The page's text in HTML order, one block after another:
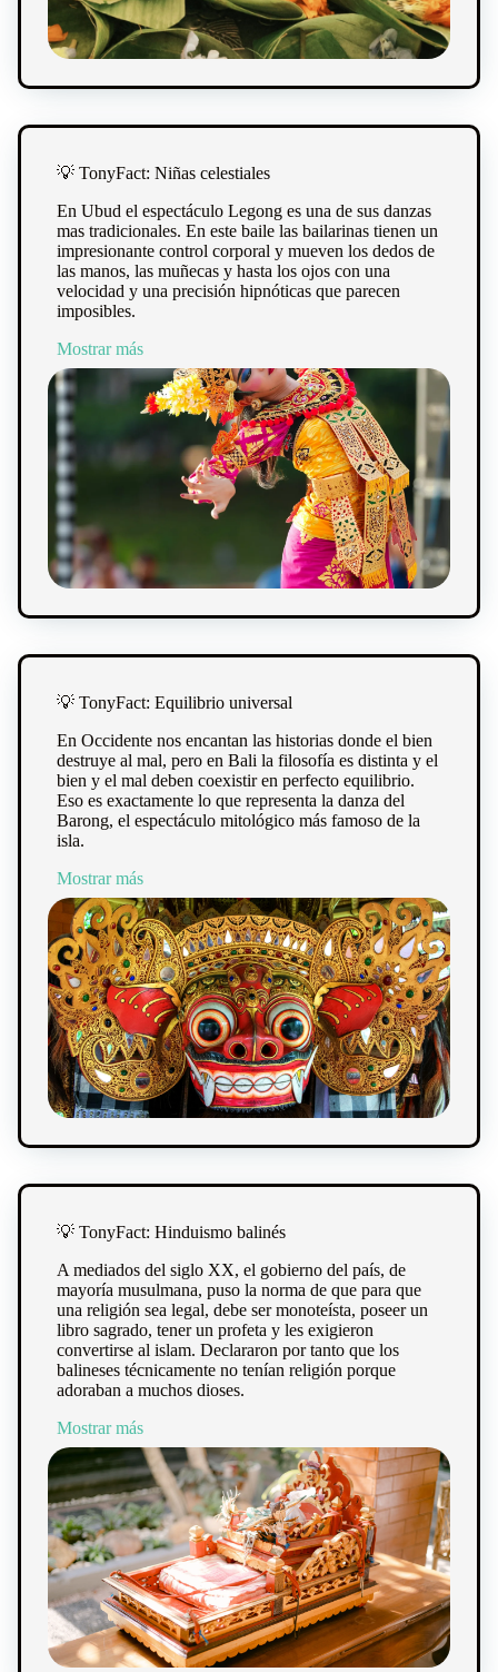
💡 TonyFact: Niñas celestiales
En Ubud el espectáculo Legong es una de sus danzas
mas tradicionales. En este baile las bailarinas tienen un
impresionante control corporal y mueven los dedos de
las manos, las muñecas y hasta los ojos con una
velocidad y una precisión hipnóticas que parecen
imposibles.
Mostrar más
💡 TonyFact: Equilibrio universal
En Occidente nos encantan las historias donde el bien
destruye al mal, pero en Bali la filosofía es distinta y el
bien y el mal deben coexistir en perfecto equilibrio.
Eso es exactamente lo que representa la danza del
Barong, el espectáculo mitológico más famoso de la
isla.
Mostrar más
💡 TonyFact: Hinduismo balinés
A mediados del siglo XX, el gobierno del país, de
mayoría musulmana, puso la norma de que para que
una religión sea legal, debe ser monoteísta, poseer un
libro sagrado, tener un profeta y les exigieron
convertirse al islam. Declararon por tanto que los
balineses técnicamente no tenían religión porque
adoraban a muchos dioses.
Mostrar más